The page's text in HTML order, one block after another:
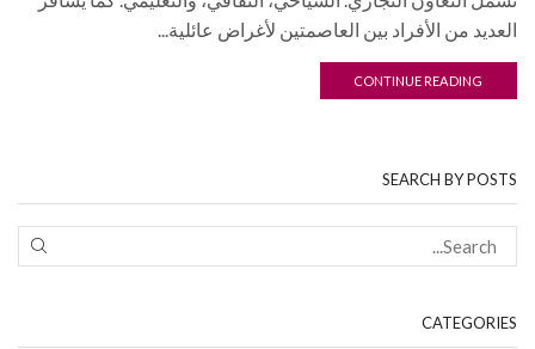
العديد من الأفراد بين العاصمتين لأغراض عائلية...
CONTINUE READING
SEARCH BY POSTS
CATEGORIES